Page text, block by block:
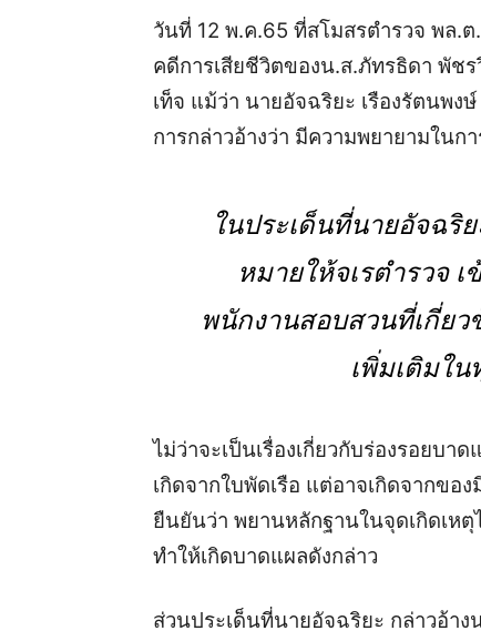
วันที่ 12 พ.ค.65 ที่สโมสรตำรวจ พล.
คดีการเสียชีวิตของน.ส.ภัทรธิดา พัช
เท็จ แม้ว่า นายอัจฉริยะ เรืองรัตนพ
การกล่าวอ้างว่า มีความพยายามใน
ในประเด็นที่นายอัจฉริ
หมายให้จเรตำรวจ
พนักงานสอบสวนที่เกี่ย
เพิ่มเติมใ
ไม่ว่าจะเป็นเรื่องเกี่ยวกับร่องรอยบา
เกิดจากใบพัดเรือ แต่อาจเกิดจากขอ
ยืนยันว่า พยานหลักฐานในจุดเกิดเห
ทำให้เกิดบาดแผลดังกล่าว
ส่วนประเด็นที่นายอัจฉริยะ กล่าวอ้า